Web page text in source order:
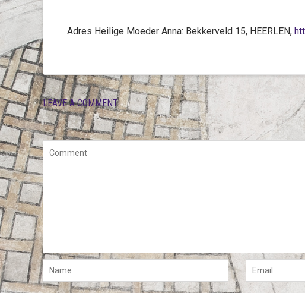
Adres Heilige Moeder Anna: Bekkerveld 15, HEERLEN,
LEAVE A COMMENT